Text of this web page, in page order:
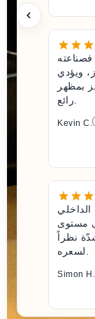
ويؤدي
بمظهر
Kevin C.
مستوى
نظراً
Simon H.